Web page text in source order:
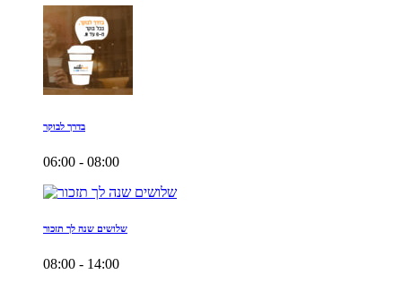
בדרך לבוקר
06:00 - 08:00
שלושים שנה לך תזכור
08:00 - 14:00